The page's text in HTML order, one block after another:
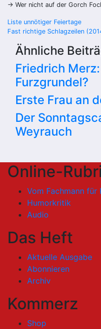
→ Wer nicht auf der Gorch
Liste unnötiger Feiertage
Fast richtige Schlagzeilen
Ähnliche
Friedrich
Furzgrundel?
Erste Frau an
Der
Weyrauch
Online-
Vom Fachmann für
Humorkritik
Audio
Das Heft
Aktuelle Ausgabe
Abonnieren
Archiv
Kommerz
Shop